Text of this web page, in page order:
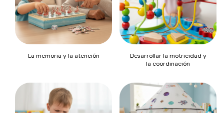
La memoria y la atención
Desarrollar la motricidad y
la coordinación